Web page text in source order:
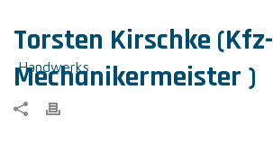
Torsten Kirschke (Kfz-
Mechanikermeister )